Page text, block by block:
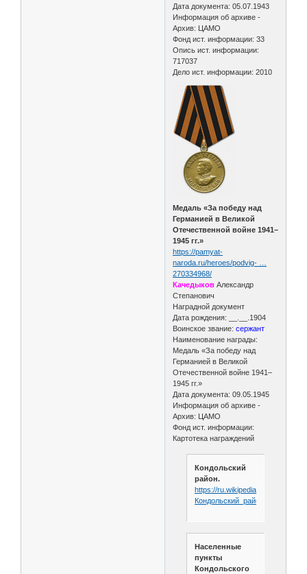
Дата документа: 05.07.1943
Информация об архиве -
Архив: ЦАМО
Фонд ист. информации: 33
Опись ист. информации:
717037
Дело ист. информации: 2010
Медаль «За победу над
Германией в Великой
Отечественной войне 1941–
1945 гг.»
https://pamyat-
naroda.ru/heroes/podvig- …
270334968/
Качедыков Александр
Степанович
Наградной документ
Дата рождения: __.__.1904
Воинское звание:сержант
Наименование награды:
Медаль «За победу над
Германией в Великой
Отечественной войне 1941–
1945 гг.»
Дата документа: 09.05.1945
Информация об архиве -
Архив: ЦАМО
Фонд ист. информации:
Картотека награждений
Кондольский
район.
https://ru.wikipedia.org/wiki/
Кондольский_район
Населенные
пункты
Кондольского